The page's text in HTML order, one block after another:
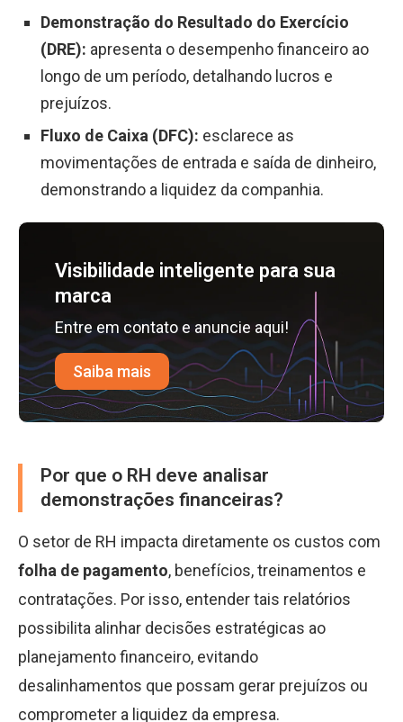
Demonstração do Resultado do Exercício
(DRE): apresenta o desempenho financeiro ao
longo de um período, detalhando lucros e
prejuízos.
Fluxo de Caixa (DFC): esclarece as
movimentações de entrada e saída de dinheiro,
demonstrando a liquidez da companhia.
Visibilidade inteligente para sua
marca
Entre em contato e anuncie aqui!
Saiba mais
Por que o RH deve analisar
demonstrações financeiras?
O setor de RH impacta diretamente os custos com
folha de pagamento, benefícios, treinamentos e
contratações. Por isso, entender tais relatórios
possibilita alinhar decisões estratégicas ao
planejamento financeiro, evitando
desalinhamentos que possam gerar prejuízos ou
comprometer a liquidez da empresa.